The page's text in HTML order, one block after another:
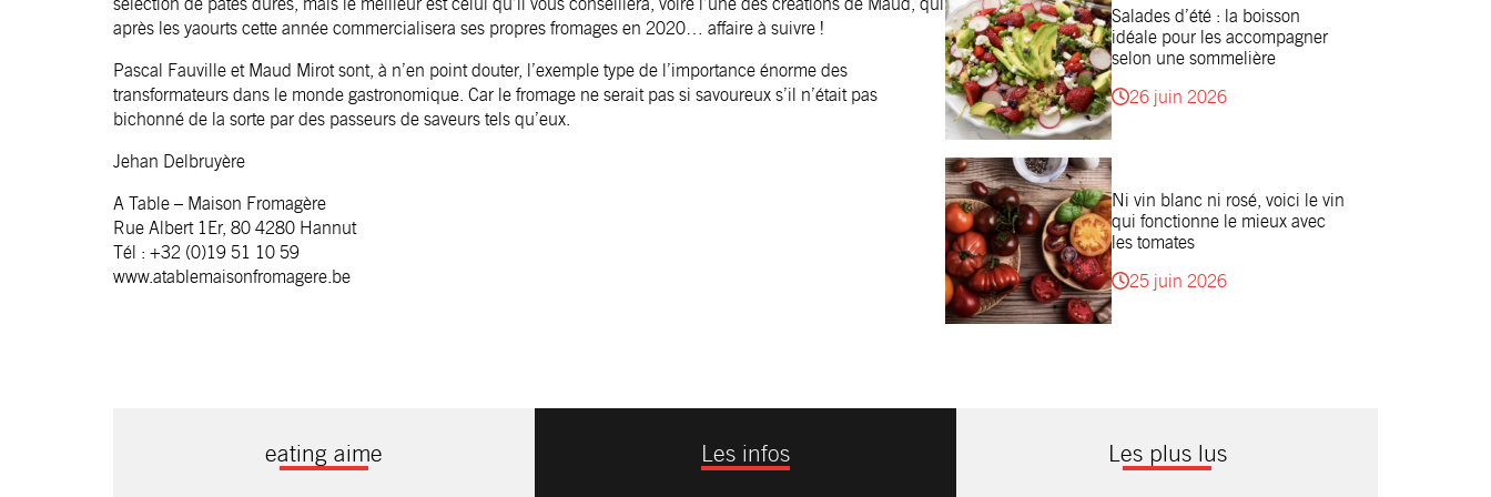
après les yaourts cette année commercialisera ses propres fromages en 2020… affaire à suivre !
Pascal Fauville et Maud Mirot sont, à n’en point douter, l’exemple type de l’importance énorme des
transformateurs dans le monde gastronomique. Car le fromage ne serait pas si savoureux s’il n’était pas
bichonné de la sorte par des passeurs de saveurs tels qu’eux.
Jehan Delbruyère
A Table – Maison Fromagère
Rue Albert 1Er, 80 4280 Hannut
Tél : +32 (0)19 51 10 59
www.atablemaisonfromagere.be
Salades d’été : la boisson
idéale pour les accompagner
selon une sommelière
26 juin 2026
Ni vin blanc ni rosé, voici le vin
qui fonctionne le mieux avec
les tomates
25 juin 2026
eating aime Les infos Les plus lus